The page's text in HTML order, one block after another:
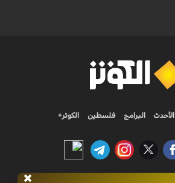
الأحدث البرامج فلسطين الكوثر+